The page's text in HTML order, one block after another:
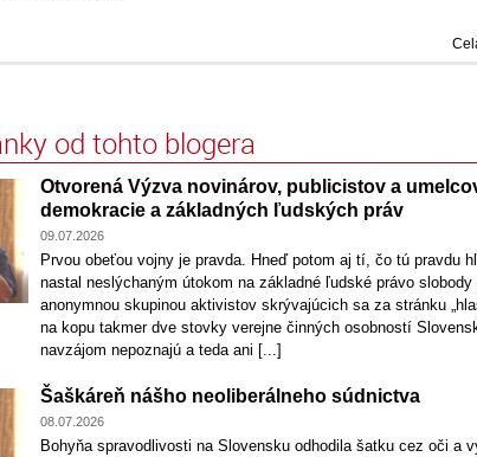
od tohto blogera
Otvorená Výzva novinárov, publicistov a
demokracie a základných ľudských práv
09.07.2026
Prvou obeťou vojny je pravda. Hneď potom aj tí, čo tú pravdu
nastal neslýchaným útokom na základné ľudské právo
anonymnou skupinou aktivistov skrývajúcich sa za stránku
na kopu takmer dve stovky verejne činných osobností
navzájom nepoznajú a teda ani [...]
Šaškáreň nášho neoliberálneho súdnictva
08.07.2026
Bohyňa spravodlivosti na Slovensku odhodila šatku cez oči a